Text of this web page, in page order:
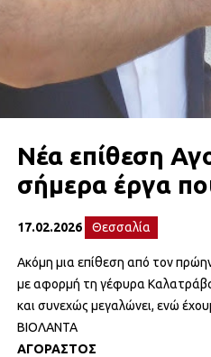
Νέα επίθεση
σήμερα έργα
17.02.2026 Θεσσαλία
Ακόμη μια επίθεση από τον
με αφορμή τη γέφυρα Καλατράβα
και συνεχώς μεγαλώνει, ενώ
ΒΙΟΛΑΝΤΑ
ΑΓΟΡΑΣΤΟΣ